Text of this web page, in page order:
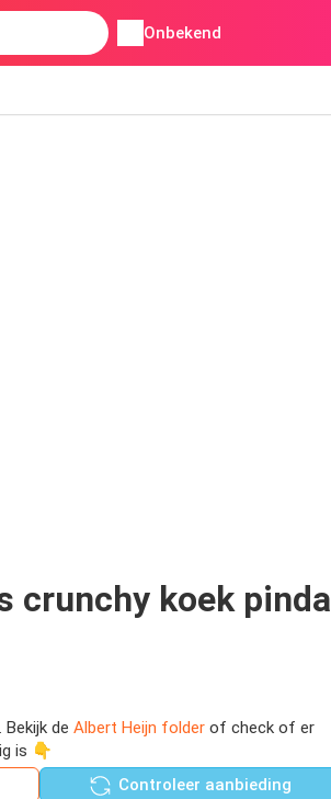
Onbekend
crunchy koek pinda
Bekijk de Albert Heijn folder of check of er
is 👇
Controleer aanbieding